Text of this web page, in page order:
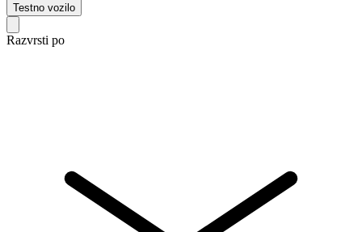
Testno vozilo
Razvrsti po